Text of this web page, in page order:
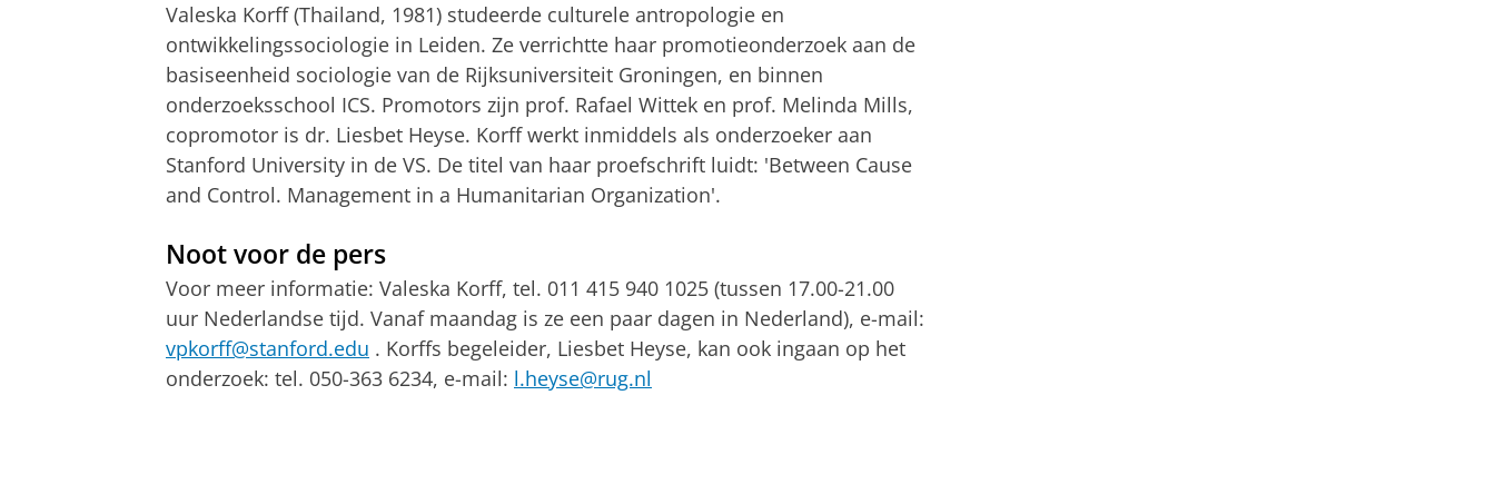
Valeska Korff(Thailand, 1981) studeerde culturele antropologie en
ontwikkelingssociologie in Leiden. Ze verrichtte haar promotieonderzoek aan de
basiseenheid sociologie van de Rijksuniversiteit Groningen, en binnen
onderzoeksschool ICS. Promotors zijn prof. Rafael Wittek en prof. Melinda Mills,
copromotor is dr. Liesbet Heyse. Korffwerkt inmiddels als onderzoeker aan
Stanford University in de VS. De titel van haar proefschrift luidt: 'Between Cause
and Control. Management in a Humanitarian Organization'.
Noot voor de pers
Voor meer informatie: Valeska Korff, tel. 011 415 940 1025 (tussen 17.00-21.00
uur Nederlandse tijd. Vanaf maandag is ze een paar dagen in Nederland), e-mail:
vpkorff@stanford.edu . Korffs begeleider, Liesbet Heyse, kan ook ingaan op het
onderzoek: tel. 050-363 6234, e-mail: l.heyse@rug.nl